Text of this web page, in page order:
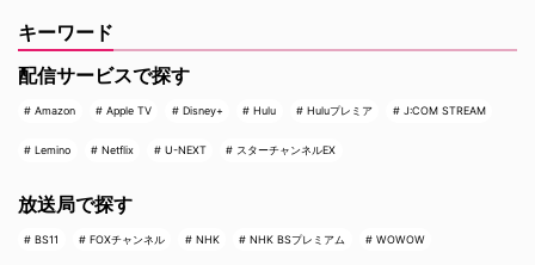
キーワード
配信サービスで探す
Amazon Apple TV Disney+ Hulu Huluプレミア J:COM STREAM
Lemino Netflix U-NEXT スターチャンネルEX
放送局で探す
BS11 FOXチャンネル NHK NHK BSプレミアム WOWOW